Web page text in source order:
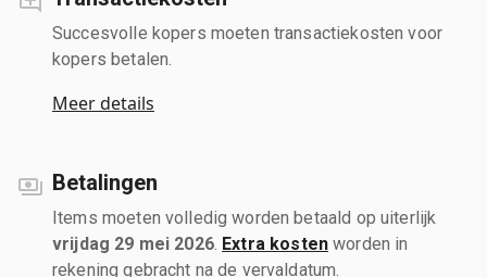
Succesvolle kopers moeten transactiekosten voor
kopers betalen.
Meer details
Betalingen
Items moeten volledig worden betaald op uiterlijk
vrijdag 29 mei 2026. Extra kostenworden in
rekening gebracht na de vervaldatum.